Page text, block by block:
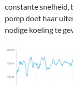
constante snelheid,
pomp doet haar
nodige koeling te